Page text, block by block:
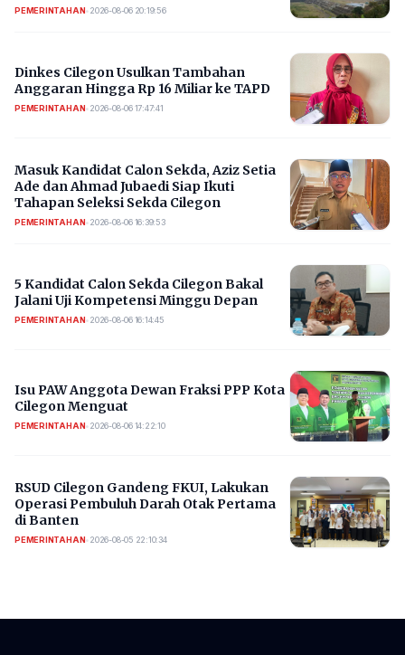
PEMERINTAHAN• 2026-08-06 20:19:56
Dinkes Cilegon Usulkan Tambahan
Anggaran Hingga Rp 16 Miliar ke TAPD
PEMERINTAHAN• 2026-08-06 17:47:41
Masuk Kandidat Calon Sekda, Aziz Setia
Ade dan Ahmad Jubaedi Siap Ikuti
Tahapan Seleksi Sekda Cilegon
PEMERINTAHAN• 2026-08-06 16:39:53
5 Kandidat Calon Sekda Cilegon Bakal
Jalani Uji Kompetensi Minggu Depan
PEMERINTAHAN• 2026-08-06 16:14:45
Isu PAW Anggota Dewan Fraksi PPP Kota
Cilegon Menguat
PEMERINTAHAN• 2026-08-06 14:22:10
RSUD Cilegon Gandeng FKUI, Lakukan
Operasi Pembuluh Darah Otak Pertama
di Banten
PEMERINTAHAN• 2026-08-05 22:10:34